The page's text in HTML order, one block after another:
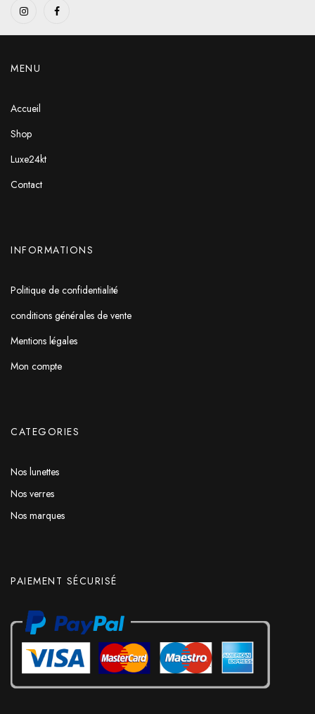
MENU
Accueil
Shop
Luxe24kt
Contact
INFORMATIONS
Politique de confidentialité
conditions générales de vente
Mentions légales
Mon compte
CATEGORIES
Nos lunettes
Nos verres
Nos marques
PAIEMENT SÉCURISÉ